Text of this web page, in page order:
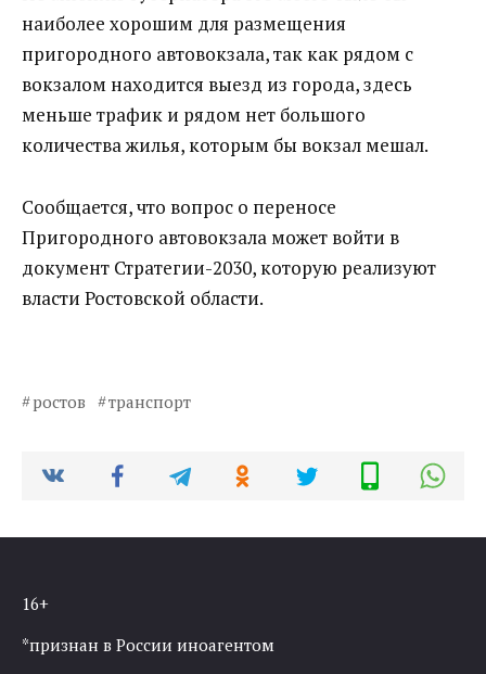
наиболее хорошим для размещения
пригородного автовокзала, так как рядом с
вокзалом находится выезд из города, здесь
меньше трафик и рядом нет большого
количества жилья, которым бы вокзал мешал.
Сообщается, что вопрос о переносе
Пригородного автовокзала может войти в
документ Стратегии-2030, которую реализуют
власти Ростовской области.
ростов транспорт
16+
*признан в России иноагентом